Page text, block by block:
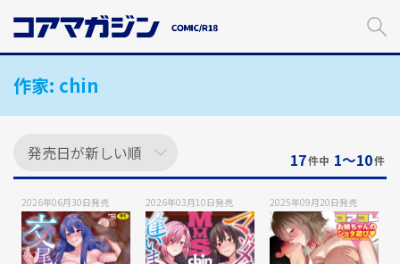
ン
作家: chin
17件中 1〜10件
2026年06月30日発売 2026年03月10日発売 2025年09月20日発売